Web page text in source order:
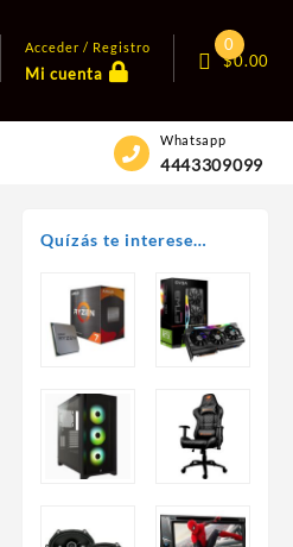
Acceder / Registro
Mi cuenta
0
$0.00
Whatsapp
4443309099
Quízás te interese…